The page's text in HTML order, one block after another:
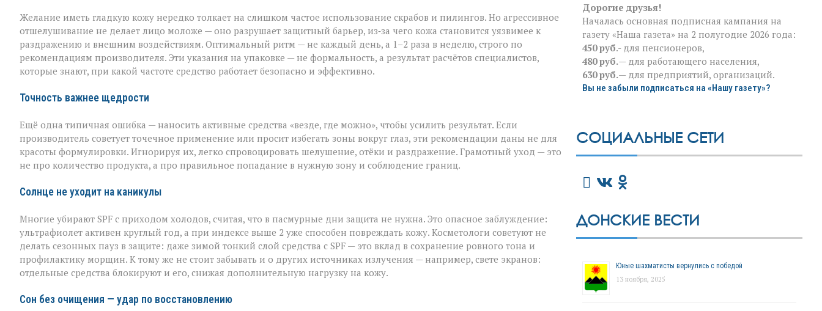
Желание иметь гладкую кожу нередко толкает на слишком частое использование скрабов и пилингов. Но агрессивное
отшелушивание не делает лицо моложе — оно разрушает защитный барьер, из‑за чего кожа становится уязвимее к
раздражению и внешним воздействиям. Оптимальный ритм — не каждый день, а 1–2 раза в неделю, строго по
рекомендациям производителя. Эти указания на упаковке — не формальность, а результат расчётов специалистов,
которые знают, при какой частоте средство работает безопасно и эффективно.
Точность важнее щедрости
Ещё одна типичная ошибка — наносить активные средства «везде, где можно», чтобы усилить результат. Если
производитель советует точечное применение или просит избегать зоны вокруг глаз, эти рекомендации даны не для
красоты формулировки. Игнорируя их, легко спровоцировать шелушение, отёки и раздражение. Грамотный уход — это
не про количество продукта, а про правильное попадание в нужную зону и соблюдение границ.
Солнце не уходит на каникулы
Многие убирают SPF с приходом холодов, считая, что в пасмурные дни защита не нужна. Это опасное заблуждение:
ультрафиолет активен круглый год, а при индексе выше 2 уже способен повреждать кожу. Косметологи советуют не
делать сезонных пауз в защите: даже зимой тонкий слой средства с SPF — это вклад в сохранение ровного тона и
профилактику морщин. К тому же не стоит забывать и о других источниках излучения — например, свете экранов:
отдельные средства блокируют и его, снижая дополнительную нагрузку на кожу.
Сон без очищения — удар по восстановлению
Дорогие друзья!
Началась основная подписная кампания на
газету «Наша газета» на 2 полугодие 2026 года:
450 руб.- для пенсионеров,
480 руб.— для работающего населения,
630 руб.— для предприятий, организаций.
Вы не забыли подписаться на «Нашу газету»?
СОЦИАЛЬНЫЕ СЕТИ
ДОНСКИЕ ВЕСТИ
Юные шахматисты вернулись с победой
13 ноября, 2025